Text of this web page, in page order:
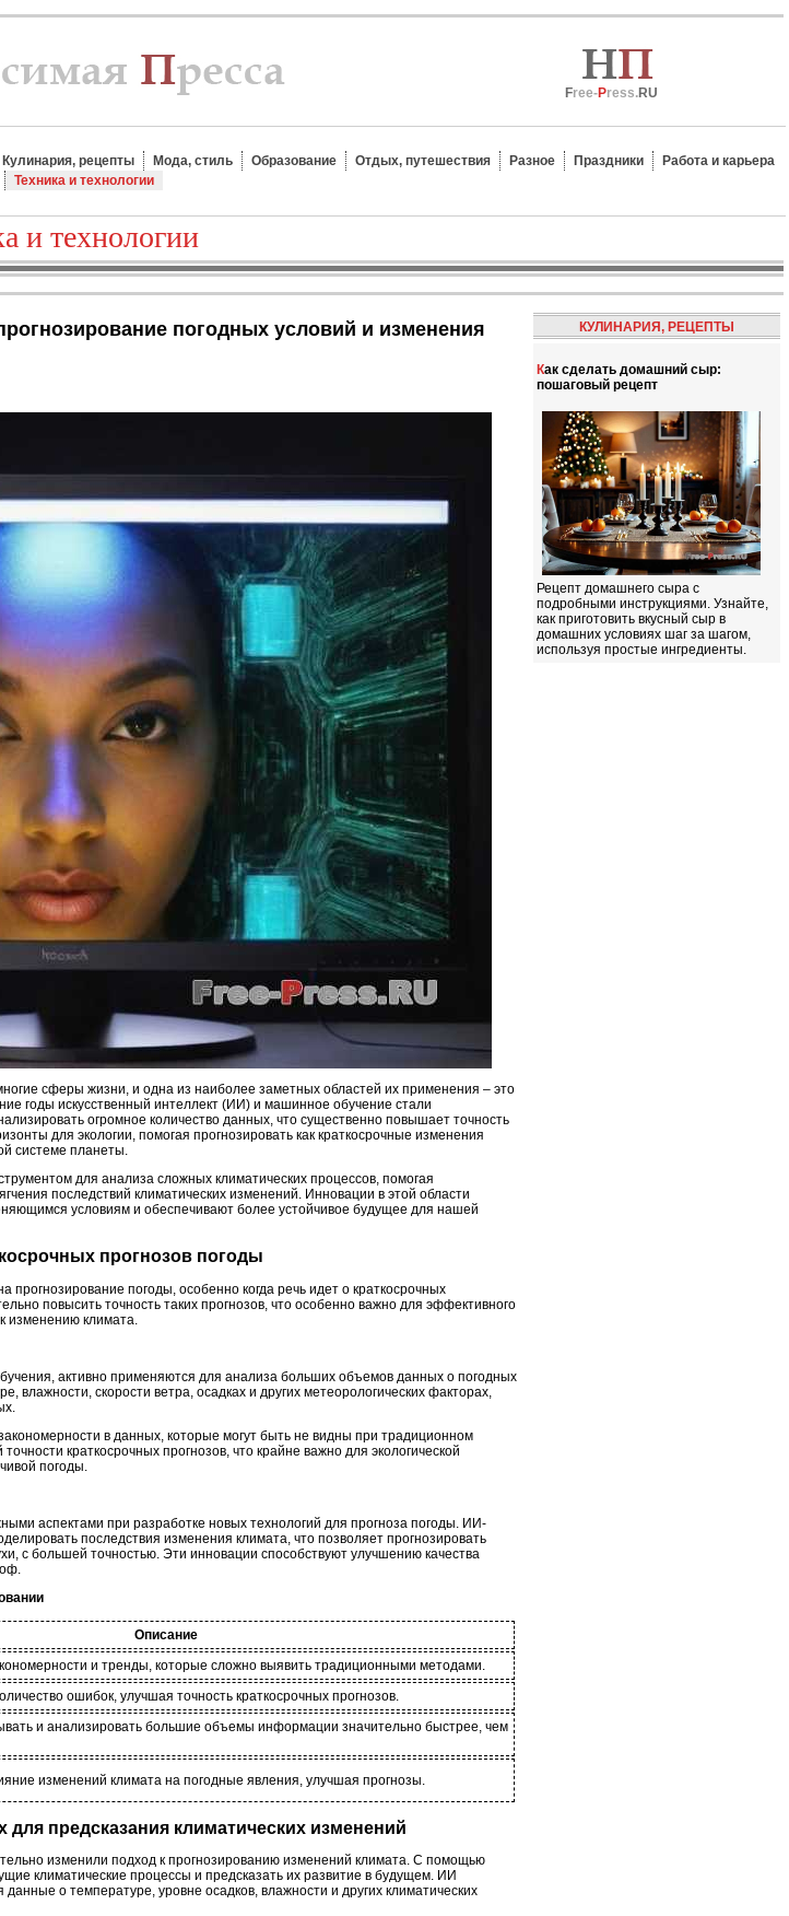
Free-Press.RU
Кулинария, рецепты Мода, стиль Образование Отдых, путешествия Разное Праздники
Работа и карьера
Техника и технологии
и технологии
сферы жизни, и одна из наиболее заметных областей их применения – это
годы искусственный интеллект (ИИ) и машинное обучение стали
огромное количество данных, что существенно повышает точность
для экологии, помогая прогнозировать как краткосрочные изменения
системе планеты.
для анализа сложных климатических процессов, помогая
последствий климатических изменений. Инновации в этой области
условиям и обеспечивают более устойчивое будущее для нашей
прогнозов погоды
погоды, особенно когда речь идет о краткосрочных
повысить точность таких прогнозов, что особенно важно для эффективного
изменению климата.
активно применяются для анализа больших объемов данных о погодных
скорости ветра, осадках и других метеорологических факторах,
в данных, которые могут быть не видны при традиционном
краткосрочных прогнозов, что крайне важно для экологической
погоды.
аспектами при разработке новых технологий для прогноза погоды. ИИ-
последствия изменения климата, что позволяет прогнозировать
с большей точностью. Эти инновации способствуют улучшению качества
Описание
и тренды, которые сложно выявить традиционными методами.
ошибок, улучшая точность краткосрочных прогнозов.
и анализировать большие объемы информации значительно быстрее, чем
изменений климата на погодные явления, улучшая прогнозы.
предсказания климатических изменений
изменили подход к прогнозированию изменений климата. С помощью
климатические процессы и предсказать их развитие в будущем. ИИ
о температуре, уровне осадков, влажности и других климатических
КУЛИНАРИЯ, РЕЦЕПТЫ
Как сделать домашний сыр:
пошаговый рецепт
Рецепт домашнего сыра с
подробными инструкциями. Узнайте,
как приготовить вкусный сыр в
домашних условиях шаг за шагом,
используя простые ингредиенты.